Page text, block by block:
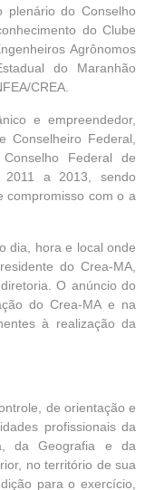
do Conselho
do Clube
Agrônomos
do Maranhão
CREA.
e empreendedor,
Federal,
Federal de
2011 a 2013, sendo
compromisso com o a
dia, hora e local onde
do Crea-MA,
O anúncio do
do Crea-MA e na
à realização da
de orientação e
profissionais da
da Geografia e da
no território de sua
para o exercício,